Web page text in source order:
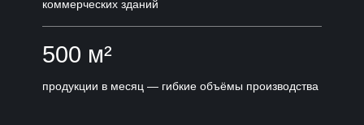
коммерческих зданий
500 м²
продукции в месяц — гибкие объёмы производства